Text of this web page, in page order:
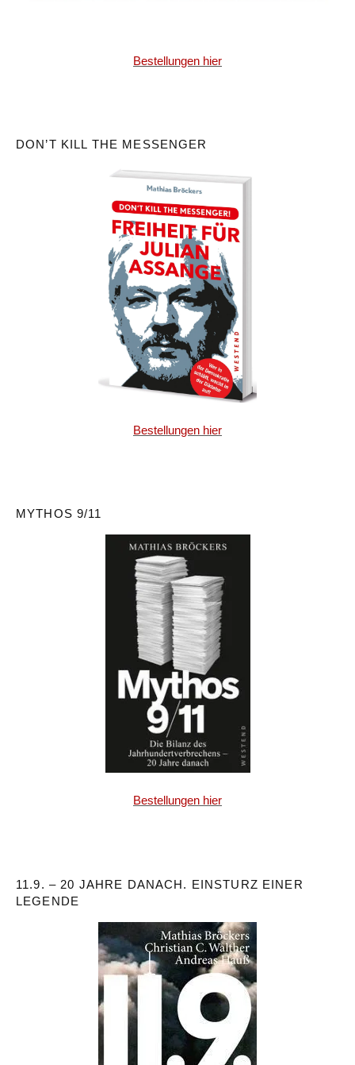
Bestellungen hier
DON’T KILL THE MESSENGER
Bestellungen hier
MYTHOS 9/11
Bestellungen hier
11.9. – 20 JAHRE DANACH. EINSTURZ EINER
LEGENDE